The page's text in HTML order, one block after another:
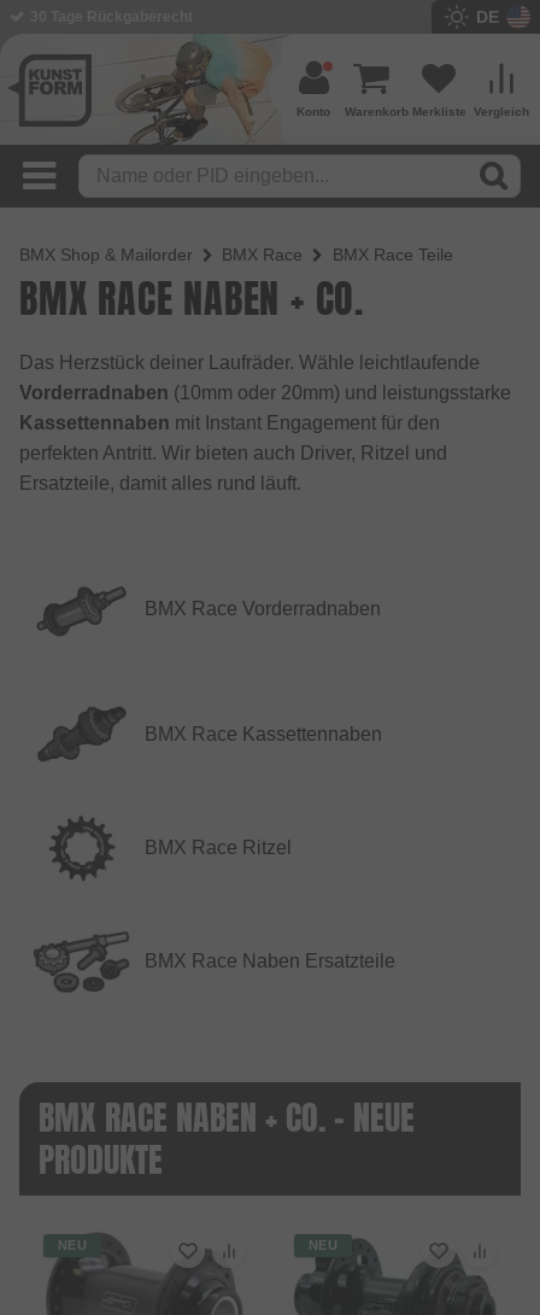
DE
Vergleich
Merkliste
Warenkorb
Konto
BMX Shop & Mailorder BMX Race BMX Race Teile
BMX RACE NABEN + CO.
Das Herzstück deiner Laufräder. Wähle leichtlaufende
Vorderradnaben (10mm oder 20mm) und leistungsstarke
Kassettennaben mit Instant Engagement für den
perfekten Antritt. Wir bieten auch Driver, Ritzel und
Ersatzteile, damit alles rund läuft.
BMX Race Vorderradnaben
BMX Race Kassettennaben
BMX Race Ritzel
BMX Race Naben Ersatzteile
BMX RACE NABEN + CO. - NEUE
PRODUKTE
NEU NEU